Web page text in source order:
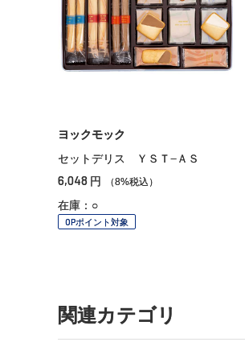
ヨックモック
セットデリス ＹＳＴ−ＡＳ
6,048 円 （8%税込）
在庫：○
OPポイント対象
関連カテゴリ